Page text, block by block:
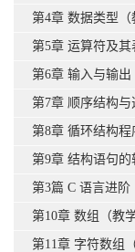
第4章 数据类型（
第5章 运算符及其
第6章 输入与输出
第7章 顺序结构与
第8章 循环结构程
第9章 结构语句的
第3篇 C 语言进阶
第10章 数组（教
第11章 字符数组